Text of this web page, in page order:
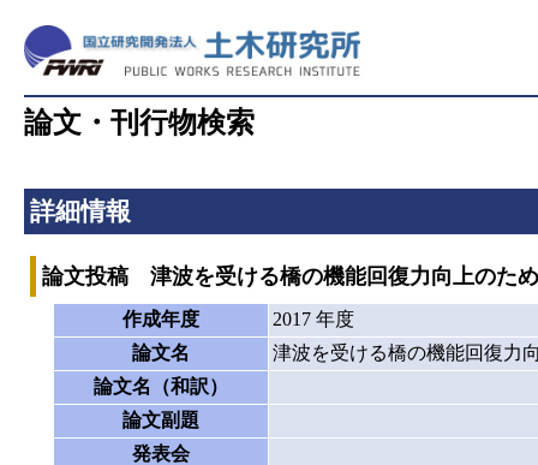
論文・刊行物検索
詳細情報
論文投稿 津波を受ける橋の機能回復力向上のた
作成年度
2017 年度
論文名
津波を受ける橋の機能回復力
論文名（和訳）
論文副題
発表会